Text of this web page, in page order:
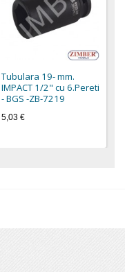
Tubulara 19- mm.
IMPACT 1/2" cu 6.Pereti
- BGS -ZB-7219
5,03 €